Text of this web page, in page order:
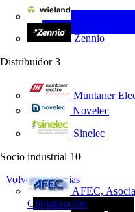
Zennio
Distribuidor 3
Muntaner
Novelec
Sinelec
Socio industrial 10
AFEC,
Climatización
Volver a Noticias